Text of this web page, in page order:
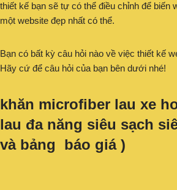
thiết kế bạn sẽ tự có thể điều chỉnh để biến
một website đẹp nhất có thể.
Bạn có bất kỳ câu hỏi nào về việc thiết kế
Hãy cứ để câu hỏi của bạn bên dưới nhé!
khăn microfiber lau xe
lau đa năng siêu sạch
và bảng báo giá )